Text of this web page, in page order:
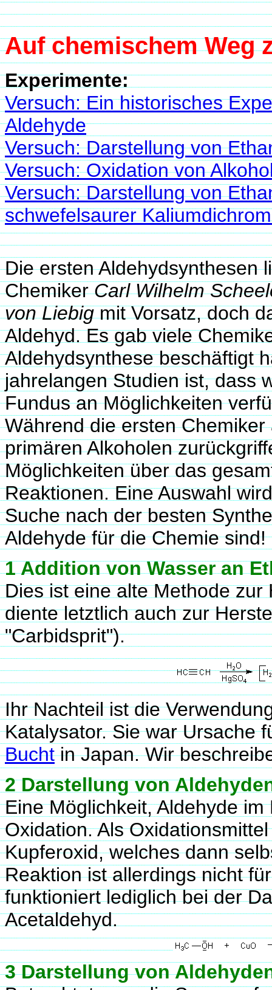
Auf chemischem Weg
Experimente:
Versuch: Ein historisches
Aldehyde
Versuch: Darstellung von
Versuch: Oxidation von
Versuch: Darstellung von
schwefelsaurer
Die ersten Aldehydsynthesen
ChemikerCarl Wilhelm
von Liebigmit Vorsatz, doch
Aldehyd. Es gab viele
Aldehydsynthese beschäftigt
jahrelangen Studien ist, dass
Fundus an Möglichkeiten
Während die ersten
primären Alkoholen
Möglichkeiten über das
Reaktionen. Eine Auswahl
Suche nach der besten
Aldehyde für die Chemie sind!
1 Addition von Wasser an
Dies ist eine alte Methode
diente letztlich auch zur
"Carbidsprit").
Ihr Nachteil ist die
Katalysator. Sie war Ursache
Buchtin Japan. Wir
2 Darstellung von
Eine Möglichkeit, Aldehyde
Oxidation. Als
Kupferoxid, welches dann
Reaktion ist allerdings nicht
funktioniert lediglich bei der
Acetaldehyd.
3 Darstellung von